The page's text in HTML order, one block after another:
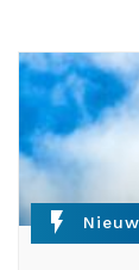
flash_on